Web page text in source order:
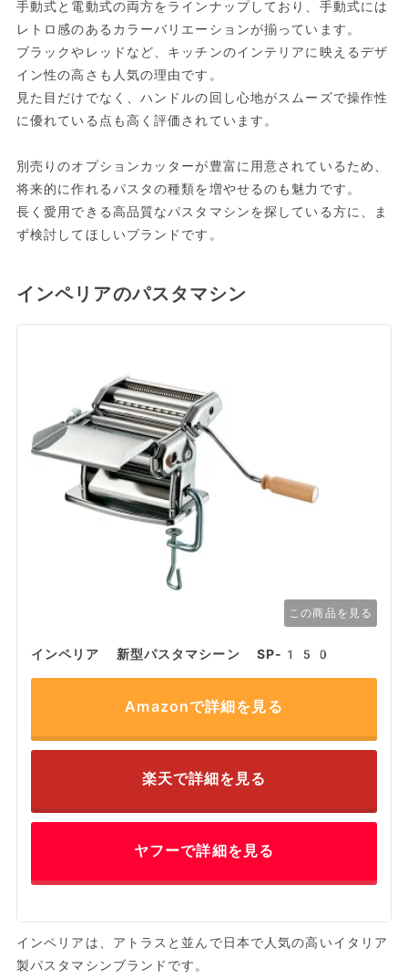
手動式と電動式の両方をラインナップしており、手動式には
レトロ感のあるカラーバリエーションが揃っています。
ブラックやレッドなど、キッチンのインテリアに映えるデザ
イン性の高さも人気の理由です。
見た目だけでなく、ハンドルの回し心地がスムーズで操作性
に優れている点も高く評価されています。
別売りのオプションカッターが豊富に用意されているため、
将来的に作れるパスタの種類を増やせるのも魅力です。
長く愛用できる高品質なパスタマシンを探している方に、ま
ず検討してほしいブランドです。
インペリアのパスタマシン
この商品を見る
インペリア 新型パスタマシーン SP-150
Amazonで詳細を見る
楽天で詳細を見る
ヤフーで詳細を見る
インペリアは、アトラスと並んで日本で人気の高いイタリア
製パスタマシンブランドです。